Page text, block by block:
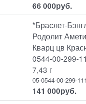
66 000руб.
*Браслет-
Родолит
Кварц цв
0544-00-299-
7,43 г
05-0544-00-299-
141 000руб.